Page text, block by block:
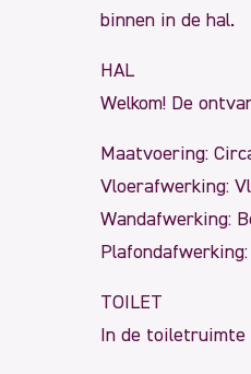
binnen in de hal.
HAL
Welkom! De
Maatvoering:
Vloerafwerking:
Wandafwerking:
TOILET
In de toiletruimte